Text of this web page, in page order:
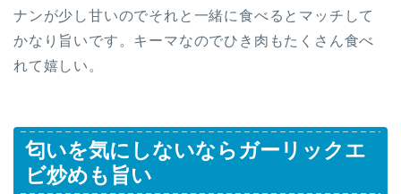
ナンが少し甘いのでそれと一緒に食べるとマッチして
かなり旨いです。キーマなのでひき肉もたくさん食べ
れて嬉しい。
匂いを気にしないならガーリックエ
ビ炒めも旨い